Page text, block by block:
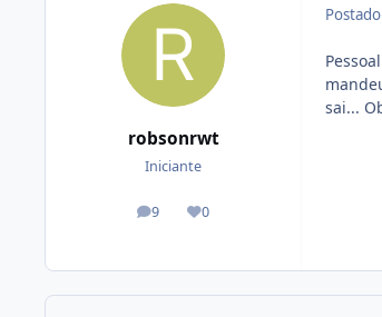
robsonrwt
Iniciante
9
posts 0
Reputação
Postado
sai...